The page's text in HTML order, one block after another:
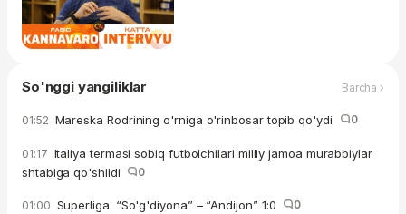
So'nggi yangiliklar Barcha ›
01:52 Mareska Rodrining o'rniga o'rinbosar topib qo'ydi 0
01:17 Italiya termasi sobiq futbolchilari milliy jamoa murabbiylar
shtabiga qo'shildi
0
01:00 Superliga. “So'g'diyona” – “Andijon” 1:0 0